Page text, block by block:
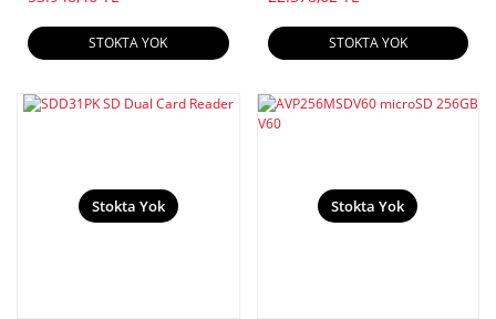
STOKTA YOK STOKTA YOK
Stokta Yok Stokta Yok